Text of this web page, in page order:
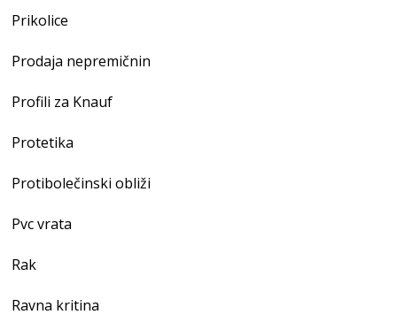
Prikolice
Prodaja nepremičnin
Profili za Knauf
Protetika
Protibolečinski obliži
Pvc vrata
Rak
Ravna kritina